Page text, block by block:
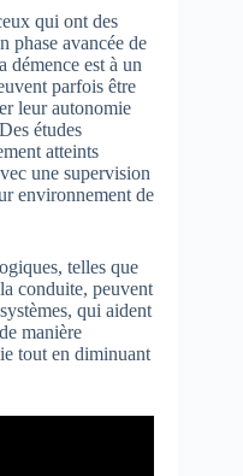
qui ont des
phase avancée de
démence est à un
parfois être
leur autonomie
études
atteints
une supervision
environnement de
telles que
conduite, peuvent
qui aident
manière
tout en diminuant